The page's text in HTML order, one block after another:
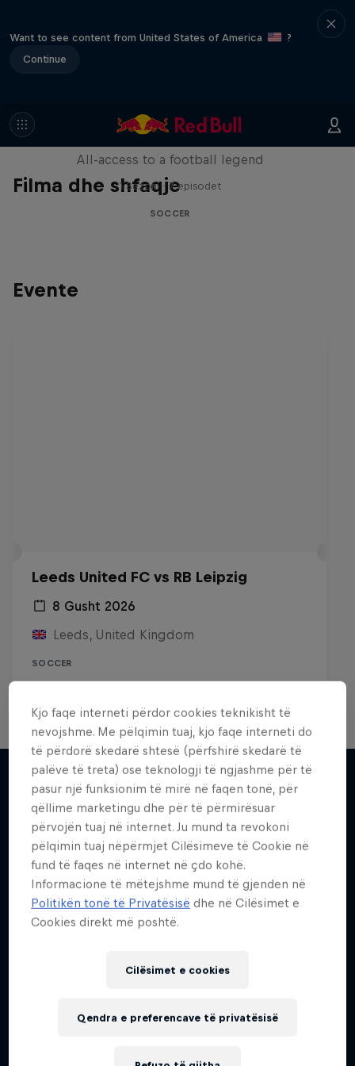
Want to see content from United States of America
?
Continue
Filma dhe shfaqje
Neymar Jr. Full Access
All-access to a football legend
1 Sezoni · 7 episodet
SOCCER
Evente
Leeds United FC vs RB Leipzig
8 Gusht 2026
Leeds, United Kingdom
SOCCER
Më shumë si kjo
Kjo faqe interneti përdor cookies teknikisht të
nevojshme. Me pëlqimin tuaj, kjo faqe interneti do
të përdorë skedarë shtesë (përfshirë skedarë të
palëve të treta) ose teknologji të ngjashme për të
pasur një funksionim të mirë në faqen tonë, për
qëllime marketingu dhe për të përmirësuar
përvojën tuaj në internet. Ju mund ta revokoni
pëlqimin tuaj nëpërmjet Cilësimeve të Cookie në
fund të faqes në internet në çdo kohë.
Informacione të mëtejshme mund të gjenden në
Politikën tonë të Privatësisë dhe në Cilësimet e
Cookies direkt më poshtë.
Cilësimet e cookies
Qendra e preferencave të privatësisë